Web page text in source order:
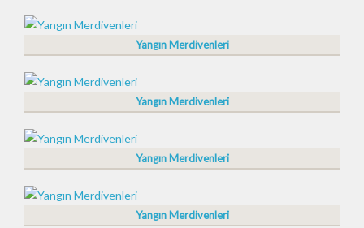
Yangın Merdivenleri
Yangın Merdivenleri
Yangın Merdivenleri
Yangın Merdivenleri